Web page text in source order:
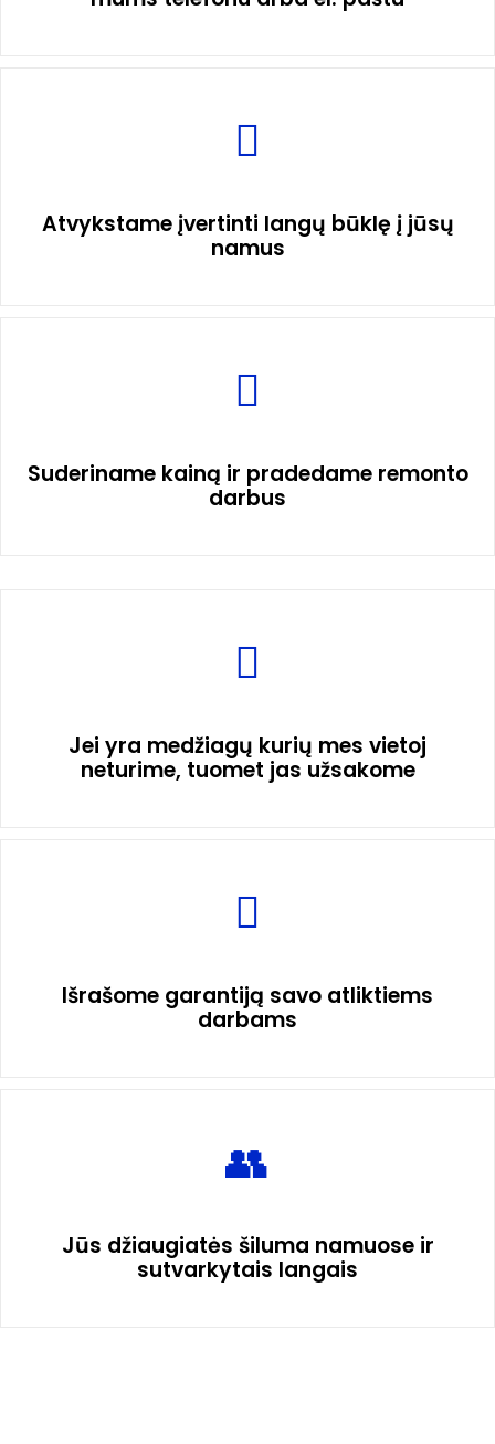
Atvykstame įvertinti langų būklę į jūsų
namus
Suderiname kainą ir pradedame remonto
darbus
Jei yra medžiagų kurių mes vietoj
neturime, tuomet jas užsakome
Išrašome garantiją savo atliktiems
darbams
Jūs džiaugiatės šiluma namuose ir
sutvarkytais langais